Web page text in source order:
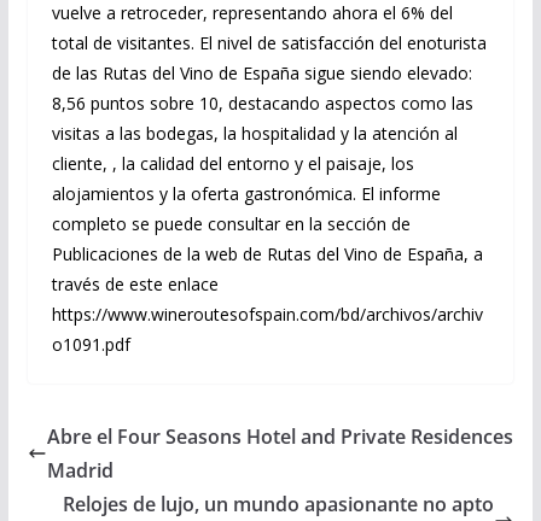
vuelve a retroceder, representando ahora el 6% del
total de visitantes. El nivel de satisfacción del enoturista
de las Rutas del Vino de España sigue siendo elevado:
8,56 puntos sobre 10, destacando aspectos como las
visitas a las bodegas, la hospitalidad y la atención al
cliente, , la calidad del entorno y el paisaje, los
alojamientos y la oferta gastronómica. El informe
completo se puede consultar en la sección de
Publicaciones de la web de Rutas del Vino de España, a
través de este enlace
https://www.wineroutesofspain.com/bd/archivos/archiv
o1091.pdf
Abre el Four Seasons Hotel and Private Residences
Madrid
Relojes de lujo, un mundo apasionante no apto